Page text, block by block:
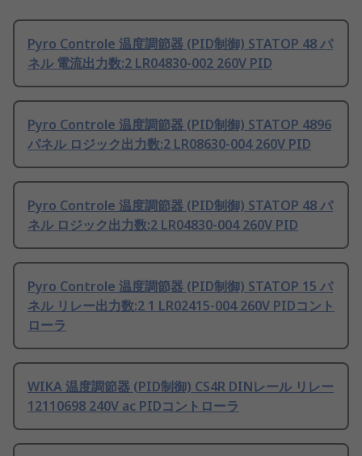
Pyro Controle 温度調節器 (PID制御) STATOP 48 パ
ネル 電流出力数:2 LR04830-002 260V PID
Pyro Controle 温度調節器 (PID制御) STATOP 4896
パネル ロジック出力数:2 LR08630-004 260V PID
Pyro Controle 温度調節器 (PID制御) STATOP 48 パ
ネル ロジック出力数:2 LR04830-004 260V PID
Pyro Controle 温度調節器 (PID制御) STATOP 15 パ
ネル リレー出力数:2 1 LR02415-004 260V PIDコント
ローラ
WIKA 温度調節器 (PID制御) CS4R DINレール リレー
12110698 240V ac PIDコントローラ